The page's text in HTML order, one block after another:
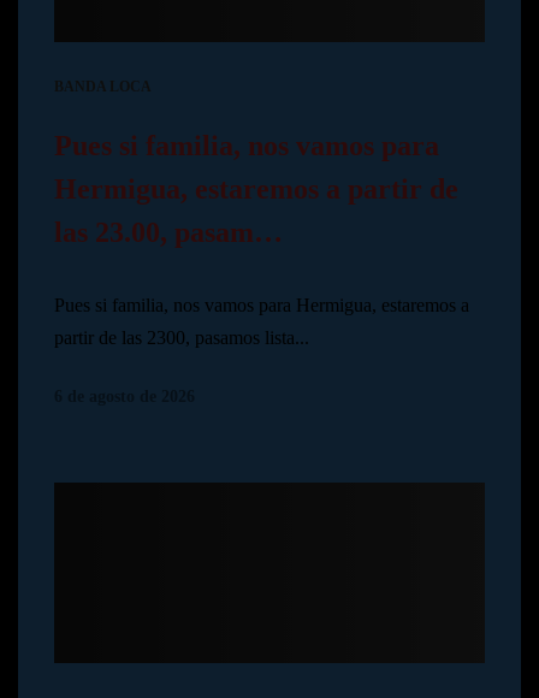
BANDA LOCA
Pues si familia, nos vamos para
Hermigua, estaremos a partir de
las 23.00, pasam…
Pues si familia, nos vamos para Hermigua, estaremos a
partir de las 2300, pasamos lista...